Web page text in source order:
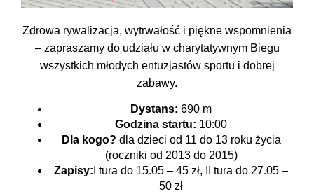
Zdrowa rywalizacja, wytrwałość i piękne wspomnienia
– zapraszamy do udziału w charytatywnym Biegu
wszystkich młodych entuzjastów sportu i dobrej
zabawy.
Dystans: 690 m
Godzina startu: 10:00
Dla kogo? dla dzieci od 11 do 13 roku życia
(roczniki od 2013 do 2015)
Zapisy: I tura do 15.05 – 45 zł, II tura do 27.05 –
50 zł